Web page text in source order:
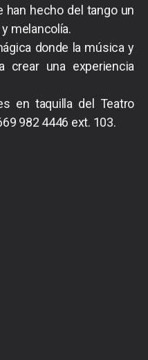
hecho del tango un
melancolía.
donde la música y
crear una experiencia
en taquilla del Teatro
982 4446 ext. 103.